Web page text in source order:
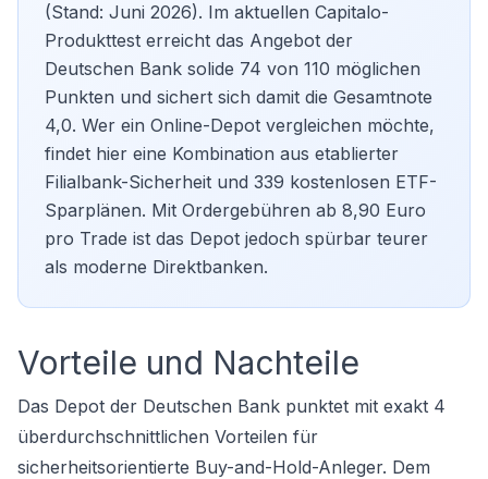
(Stand: Juni 2026). Im aktuellen Capitalo-
Produkttest erreicht das Angebot der
Deutschen Bank solide 74 von 110 möglichen
Punkten und sichert sich damit die Gesamtnote
4,0. Wer ein Online-Depot vergleichen möchte,
findet hier eine Kombination aus etablierter
Filialbank-Sicherheit und 339 kostenlosen ETF-
Sparplänen. Mit Ordergebühren ab 8,90 Euro
pro Trade ist das Depot jedoch spürbar teurer
als moderne Direktbanken.
Vorteile und Nachteile
Das Depot der Deutschen Bank punktet mit exakt 4
überdurchschnittlichen Vorteilen für
sicherheitsorientierte Buy-and-Hold-Anleger. Dem